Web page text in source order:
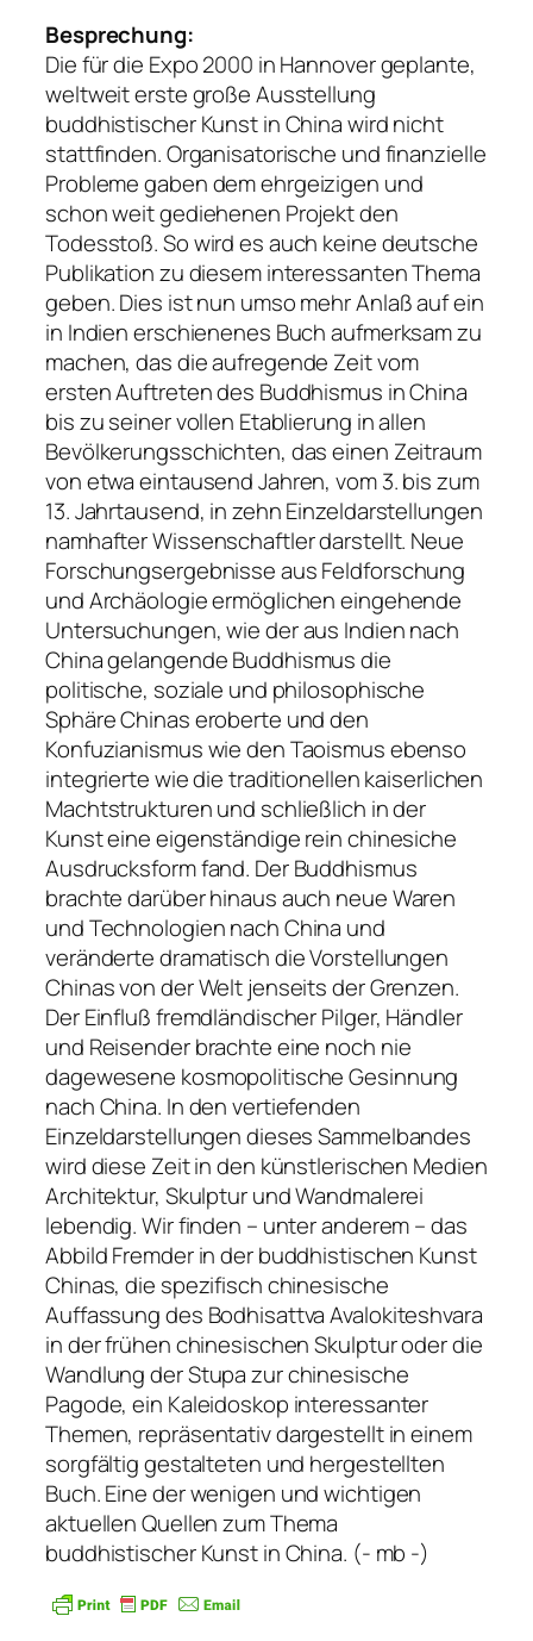
Besprechung:
Die für die Expo 2000 in Hannover geplante,
weltweit erste große Ausstellung
buddhistischer Kunst in China wird nicht
stattfinden. Organisatorische und finanzielle
Probleme gaben dem ehrgeizigen und
schon weit gediehenen Projekt den
Todesstoß. So wird es auch keine deutsche
Publikation zu diesem interessanten Thema
geben. Dies ist nun umso mehr Anlaß auf ein
in Indien erschienenes Buch aufmerksam zu
machen, das die aufregende Zeit vom
ersten Auftreten des Buddhismus in China
bis zu seiner vollen Etablierung in allen
Bevölkerungsschichten, das einen Zeitraum
von etwa eintausend Jahren, vom 3. bis zum
13. Jahrtausend, in zehn Einzeldarstellungen
namhafter Wissenschaftler darstellt. Neue
Forschungsergebnisse aus Feldforschung
und Archäologie ermöglichen eingehende
Untersuchungen, wie der aus Indien nach
China gelangende Buddhismus die
politische, soziale und philosophische
Sphäre Chinas eroberte und den
Konfuzianismus wie den Taoismus ebenso
integrierte wie die traditionellen kaiserlichen
Machtstrukturen und schließlich in der
Kunst eine eigenständige rein chinesiche
Ausdrucksform fand. Der Buddhismus
brachte darüber hinaus auch neue Waren
und Technologien nach China und
veränderte dramatisch die Vorstellungen
Chinas von der Welt jenseits der Grenzen.
Der Einfluß fremdländischer Pilger, Händler
und Reisender brachte eine noch nie
dagewesene kosmopolitische Gesinnung
nach China. In den vertiefenden
Einzeldarstellungen dieses Sammelbandes
wird diese Zeit in den künstlerischen Medien
Architektur, Skulptur und Wandmalerei
lebendig. Wir finden – unter anderem – das
Abbild Fremder in der buddhistischen Kunst
Chinas, die spezifisch chinesische
Auffassung des Bodhisattva Avalokiteshvara
in der frühen chinesischen Skulptur oder die
Wandlung der Stupa zur chinesische
Pagode, ein Kaleidoskop interessanter
Themen, repräsentativ dargestellt in einem
sorgfältig gestalteten und hergestellten
Buch. Eine der wenigen und wichtigen
aktuellen Quellen zum Thema
buddhistischer Kunst in China. (- mb -)